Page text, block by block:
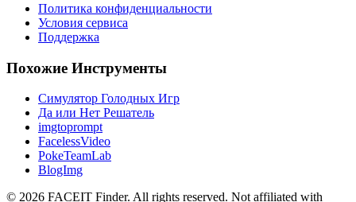
Политика конфиденциальности
Условия сервиса
Поддержка
Похожие Инструменты
Симулятор Голодных Игр
Да или Нет Решатель
imgtoprompt
FacelessVideo
PokeTeamLab
BlogImg
© 2026 FACEIT Finder. All rights reserved. Not affiliated with